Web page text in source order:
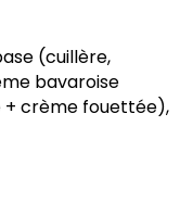
(cuillère,
bavaroise
+ crème fouettée),